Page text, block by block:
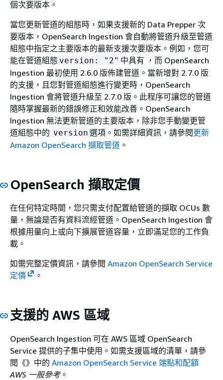
個次要版本。
當您更新管道的組態時，如果支援新的 Data Prepper 次
要版本，OpenSearch Ingestion 會自動將管道升級至管道
組態中指定之主要版本的最新支援次要版本。例如，您可
能在管道組態 version: "2" 中具有 ，而 OpenSearch
Ingestion 最初使用 2.6.0 版佈建管道。當新增對 2.7.0 版
的支援，且您對管道組態進行變更時，OpenSearch
Ingestion 會將管道升級至 2.7.0 版。此程序可讓您的管道
隨時掌握最新的錯誤修正和效能改善。OpenSearch
Ingestion 無法更新管道的主要版本，除非您手動變更管
道組態中的 version 選項。如需詳細資訊，請參閱更新
Amazon OpenSearch 擷取管道 。
OpenSearch 擷取定價
在任何特定時間，您只需支付配置給管道的擷取 OCUs 數
量，無論是否有資料流經管道。OpenSearch Ingestion 會
根據用量向上或向下擴展管道容量，立即滿足您的工作負
載。
如需完整定價資訊，請參閱 Amazon OpenSearch Service
定價
。
支援的 AWS 區域
OpenSearch Ingestion 可在 AWS 區域 OpenSearch
Service 提供的子集中使用。如需支援區域的清單，請參
閱《》中的 Amazon OpenSearch Service 端點和配額
AWS 一般參考。